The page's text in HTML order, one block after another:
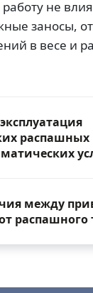
работу не
заносы,
в весе и
распашных
между
распашного